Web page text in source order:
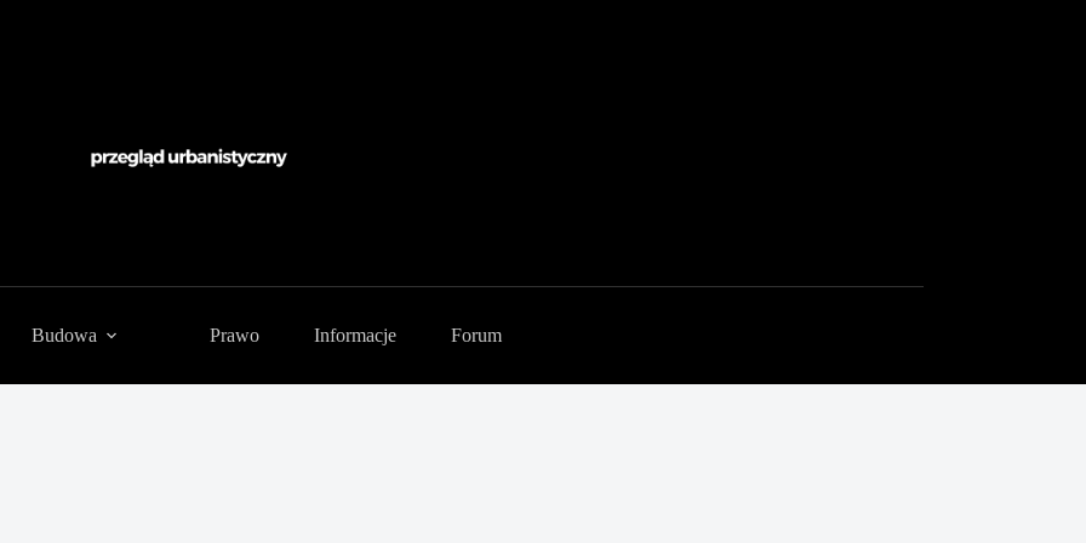
Budowa Prawo Informacje Forum